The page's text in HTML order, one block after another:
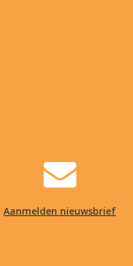
Aanmelden nieuwsbrief